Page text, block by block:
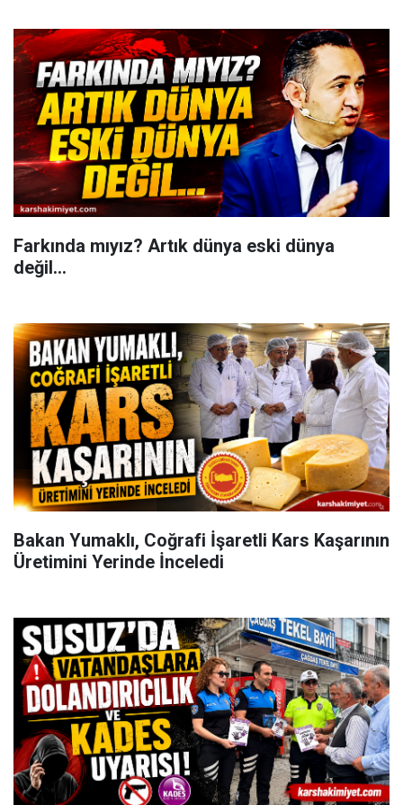
Farkında mıyız? Artık dünya eski dünya
değil...
Bakan Yumaklı, Coğrafi İşaretli Kars Kaşarının
Üretimini Yerinde İnceledi